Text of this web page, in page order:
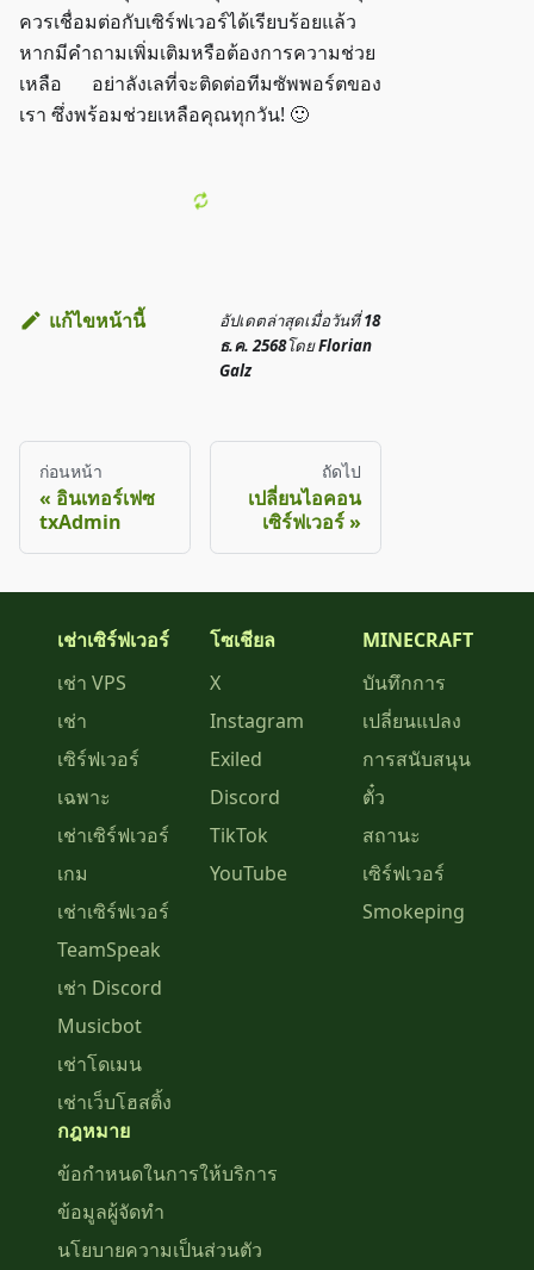
ควรเชื่อมต่อกับเซิร์ฟเวอร์ได้เรียบร้อยแล้ว
หากมีคำถามเพิ่มเติมหรือต้องการความช่วย
เหลือ อย่าลังเลที่จะติดต่อทีมซัพพอร์ตของ
เรา ซึ่งพร้อมช่วยเหลือคุณทุกวัน! 🙂
แก้ไขหน้านี้ อัปเดตล่าสุดเมื่อวันที่18
ธ.ค. 2568โดยFlorian
Galz
ก่อนหน้า
อินเทอร์เฟซ
txAdmin
ถัดไป
เปลี่ยนไอคอน
เซิร์ฟเวอร์
เช่าเซิร์ฟเวอร์
เช่า VPS
เช่า
เซิร์ฟเวอร์
เฉพาะ
เช่าเซิร์ฟเวอร์
เกม
เช่าเซิร์ฟเวอร์
TeamSpeak
เช่า Discord
Musicbot
เช่าโดเมน
เช่าเว็บโฮสติ้ง
โซเชียล
X
Instagram
Exiled
Discord
TikTok
YouTube
MINECRAFT
บันทึกการ
เปลี่ยนแปลง
การสนับสนุน
ตั๋ว
สถานะ
เซิร์ฟเวอร์
Smokeping
กฎหมาย
ข้อกำหนดในการให้บริการ
ข้อมูลผู้จัดทำ
นโยบายความเป็นส่วนตัว